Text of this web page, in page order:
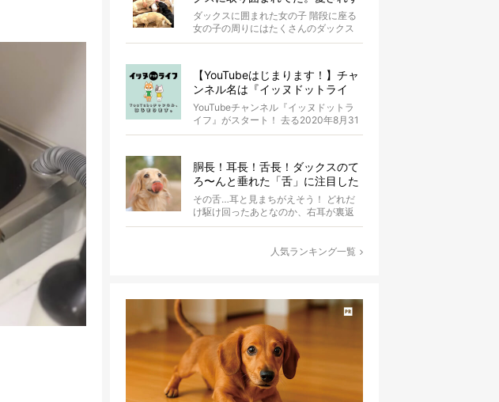
ぎな光景が超絶羨ましい！【動
画】
ダックスに囲まれた女の子 階段に座る
女の子の周りにはたくさんのダックス
たちがいます。 女の子はダ...
【YouTubeはじまります！】チャ
ンネル名は『イッヌドットライ
フ』〜愛犬の動画も大募集！〜
YouTubeチャンネル『イッヌドットラ
イフ』がスタート！ 去る2020年8月31
日（月）。 私...
胴長！耳長！舌長！ダックスのて
ろ〜んと垂れた「舌」に注目した
結果、元気もらった。
その舌…耳と見まちがえそう！ どれだ
け駆け回ったあとなのか、右耳が裏返
ってしまっているAuraちゃん。耳の中
人気ランキング一覧